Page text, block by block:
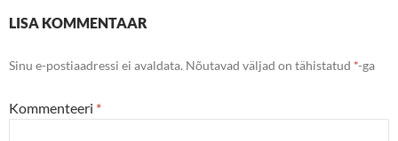
LISA KOMMENTAAR
Sinu e-postiaadressi ei avaldata. Nõutavad väljad on tähistatud *-ga
Kommenteeri *